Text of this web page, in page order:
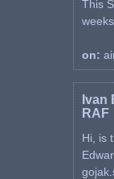
This
on:
Ivan
RAF
Hi, is